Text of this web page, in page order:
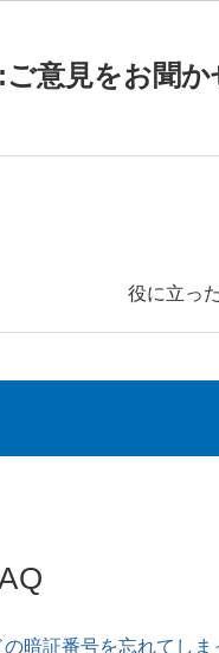
意見をお聞
役に立った
暗証番号を忘れてし